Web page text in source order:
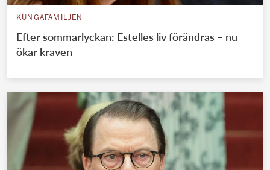
KUNGAFAMILJEN
Efter sommarlyckan: Estelles liv förändras – nu
ökar kraven